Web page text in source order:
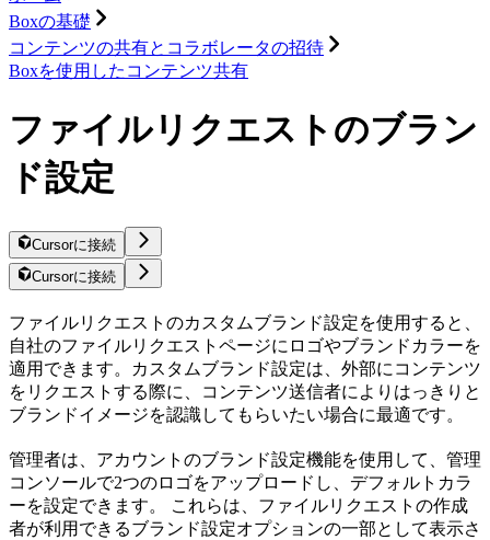
Boxの基礎
コンテンツの共有とコラボレータの招待
Boxを使用したコンテンツ共有
ファイルリクエストのブラン
ド設定
Cursorに接続
Cursorに接続
ファイルリクエストのカスタムブランド設定を使用すると、
自社のファイルリクエストページにロゴやブランドカラーを
適用できます。カスタムブランド設定は、外部にコンテンツ
をリクエストする際に、コンテンツ送信者によりはっきりと
ブランドイメージを認識してもらいたい場合に最適です。
管理者は、アカウントのブランド設定機能を使用して、管理
コンソールで2つのロゴをアップロードし、デフォルトカラ
ーを設定できます。 これらは、ファイルリクエストの作成
者が利用できるブランド設定オプションの一部として表示さ